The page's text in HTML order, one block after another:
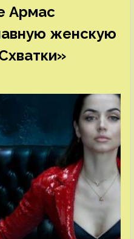
Армас
женскую